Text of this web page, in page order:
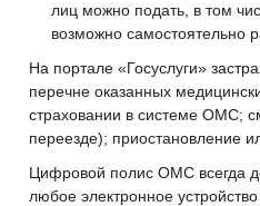
лиц можно подать, в том
возможно самостоятельно
На портале «Госуслуги»
перечне оказанных
страховании в системе ОМС;
переезде); приостановление
Цифровой полис ОМС всегда
любое электронное